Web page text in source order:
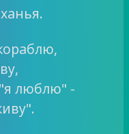
люблю" -